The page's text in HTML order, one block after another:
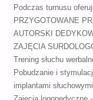
Podczas turnusu
PRZYGOTOWANE
AUTORSKI
ZAJĘCIA
Trening słuchu
Pobudzanie i
implantami